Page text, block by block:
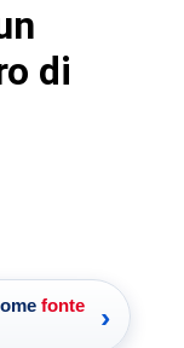
di
fonte
›